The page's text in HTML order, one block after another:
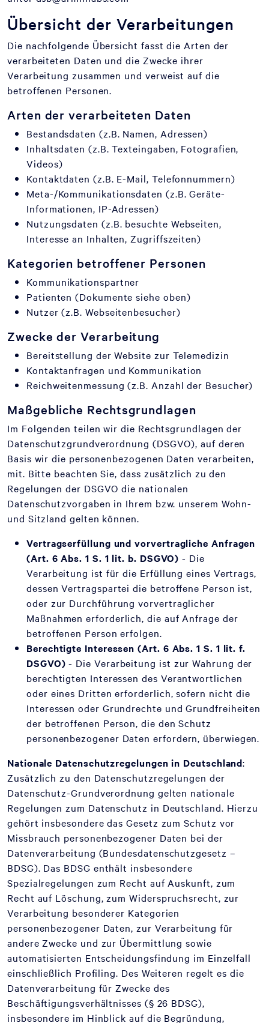
Übersicht der Verarbeitungen
Die nachfolgende Übersicht fasst die Arten der
verarbeiteten Daten und die Zwecke ihrer
Verarbeitung zusammen und verweist auf die
betroffenen Personen.
Arten der verarbeiteten Daten
Bestandsdaten (z.B. Namen, Adressen)
Inhaltsdaten (z.B. Texteingaben, Fotografien,
Videos)
Kontaktdaten (z.B. E-Mail, Telefonnummern)
Meta-/Kommunikationsdaten (z.B. Geräte-
Informationen, IP-Adressen)
Nutzungsdaten (z.B. besuchte Webseiten,
Interesse an Inhalten, Zugriffszeiten)
Kategorien betroffener Personen
Kommunikationspartner
Patienten (Dokumente siehe oben)
Nutzer (z.B. Webseitenbesucher)
Zwecke der Verarbeitung
Bereitstellung der Website zur Telemedizin
Kontaktanfragen und Kommunikation
Reichweitenmessung (z.B. Anzahl der Besucher)
Maßgebliche Rechtsgrundlagen
Im Folgenden teilen wir die Rechtsgrundlagen der
Datenschutzgrundverordnung (DSGVO), auf deren
Basis wir die personenbezogenen Daten verarbeiten,
mit. Bitte beachten Sie, dass zusätzlich zu den
Regelungen der DSGVO die nationalen
Datenschutzvorgaben in Ihrem bzw. unserem Wohn-
und Sitzland gelten können.
Vertragserfüllung und vorvertragliche Anfragen
(Art. 6 Abs. 1 S. 1 lit. b. DSGVO) - Die
Verarbeitung ist für die Erfüllung eines Vertrags,
dessen Vertragspartei die betroffene Person ist,
oder zur Durchführung vorvertraglicher
Maßnahmen erforderlich, die auf Anfrage der
betroffenen Person erfolgen.
Berechtigte Interessen (Art. 6 Abs. 1 S. 1 lit. f.
DSGVO) - Die Verarbeitung ist zur Wahrung der
berechtigten Interessen des Verantwortlichen
oder eines Dritten erforderlich, sofern nicht die
Interessen oder Grundrechte und Grundfreiheiten
der betroffenen Person, die den Schutz
personenbezogener Daten erfordern, überwiegen.
Nationale Datenschutzregelungen in Deutschland:
Zusätzlich zu den Datenschutzregelungen der
Datenschutz-Grundverordnung gelten nationale
Regelungen zum Datenschutz in Deutschland. Hierzu
gehört insbesondere das Gesetz zum Schutz vor
Missbrauch personenbezogener Daten bei der
Datenverarbeitung (Bundesdatenschutzgesetz –
BDSG). Das BDSG enthält insbesondere
Spezialregelungen zum Recht auf Auskunft, zum
Recht auf Löschung, zum Widerspruchsrecht, zur
Verarbeitung besonderer Kategorien
personenbezogener Daten, zur Verarbeitung für
andere Zwecke und zur Übermittlung sowie
automatisierten Entscheidungsfindung im Einzelfall
einschließlich Profiling. Des Weiteren regelt es die
Datenverarbeitung für Zwecke des
Beschäftigungsverhältnisses (§ 26 BDSG),
insbesondere im Hinblick auf die Begründung,